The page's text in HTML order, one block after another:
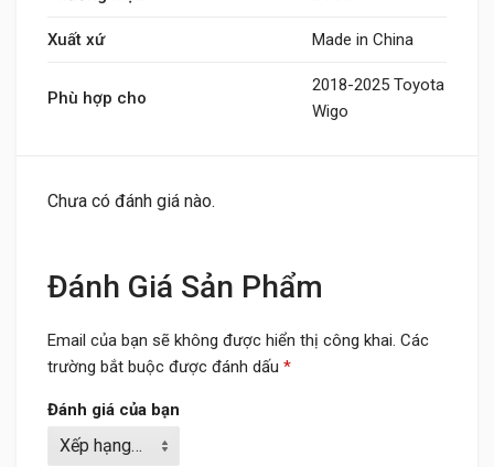
Xuất xứ Made in China
Phù hợp cho
2018-2025 Toyota
Wigo
Chưa có đánh giá nào.
Đánh Giá Sản Phẩm
Email của bạn sẽ không được hiển thị công khai. Các
trường bắt buộc được đánh dấu *
Đánh giá của bạn